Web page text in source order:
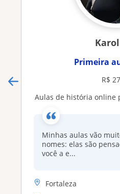
Primeira
R$
Aulas de história
Minhas aulas vão
nomes: elas são
você a e...
Fortaleza